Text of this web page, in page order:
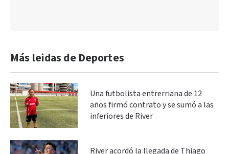
Más leidas de Deportes
Una futbolista entrerriana de 12
años firmó contrato y se sumó a las
inferiores de River
River acordó la llegada de Thiago